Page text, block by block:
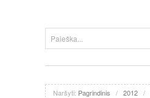
Naršyti: Pagrindinis / 2012 /